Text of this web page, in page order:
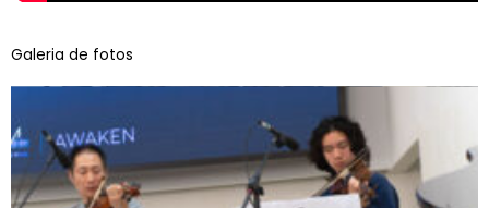
Galeria de fotos